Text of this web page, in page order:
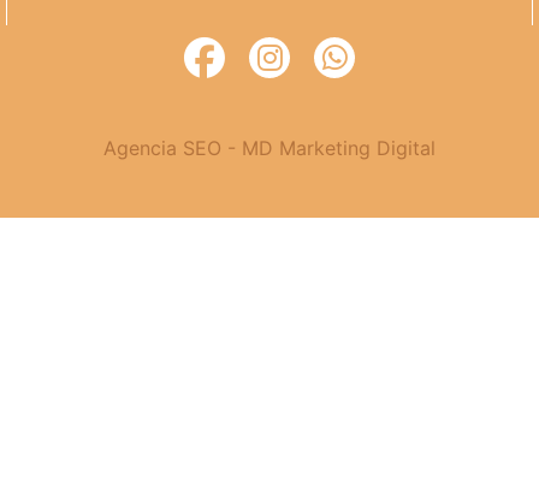
Agencia SEO - MD Marketing Digital